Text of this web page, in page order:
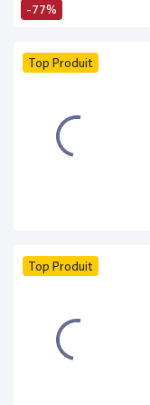
-77%
Top Produit
Top Produit